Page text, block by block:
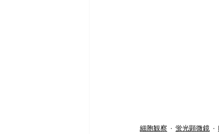
細胞観察 蛍光顕微鏡